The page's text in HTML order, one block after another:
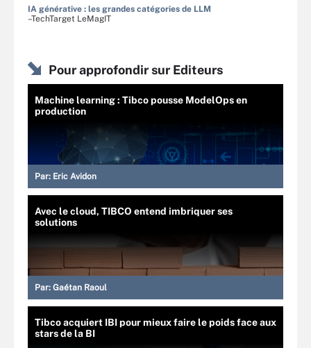
IA générative : les grandes catégories de LLM
–TechTarget LeMagIT
Pour approfondir sur Editeurs
Machine learning : Tibco pousse ModelOps en
production
Par: Eric Avidon
Avec le cloud, TIBCO entend imbriquer ses
solutions
Par: Gaétan Raoul
Tibco acquiert IBI pour mieux faire le poids face aux
stars de la BI